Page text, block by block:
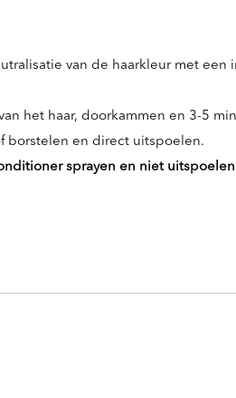
van de haarkleur met
het haar, doorkammen en 3-5
borstelen en direct uitspoelen.
sprayen en niet